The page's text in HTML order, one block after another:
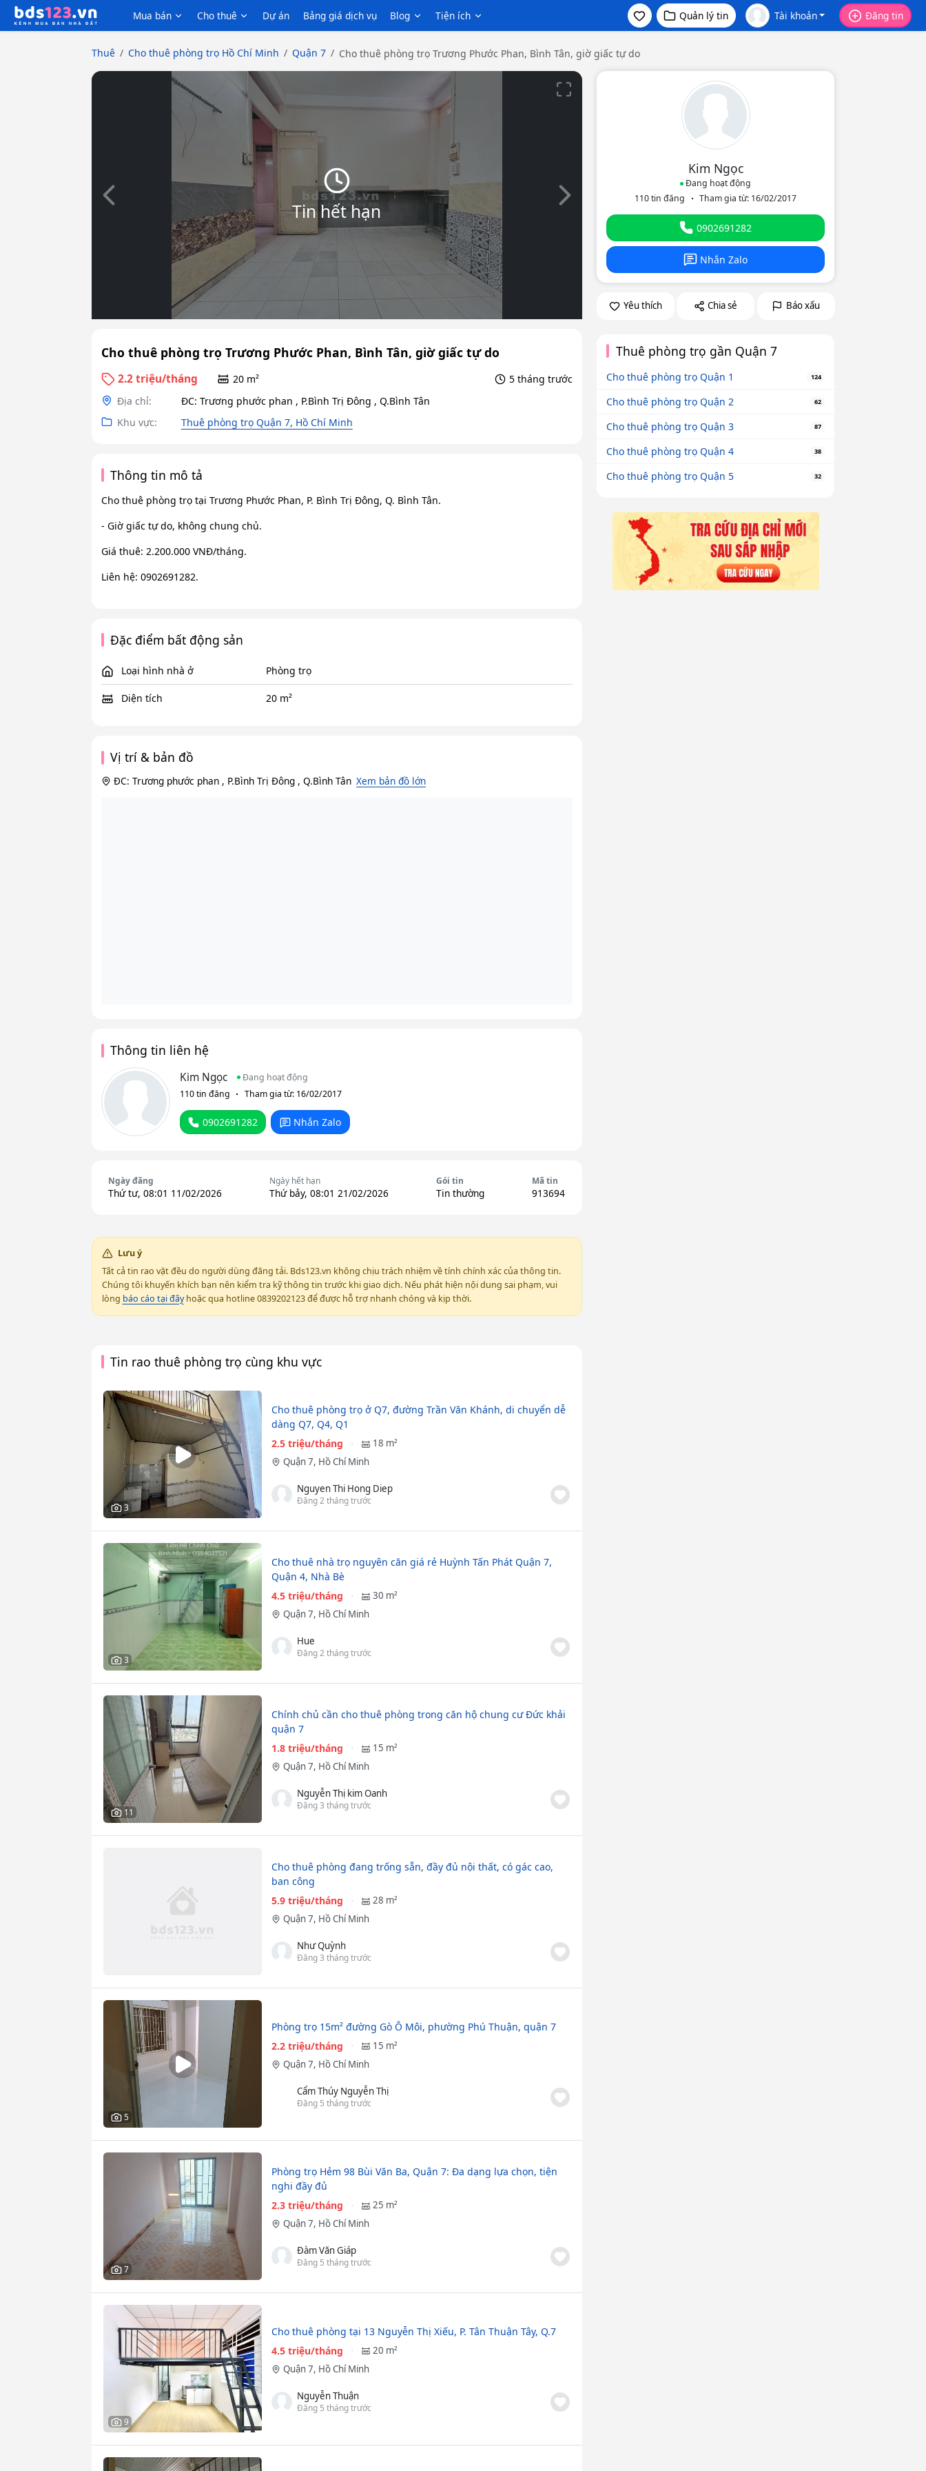
Mua bán Cho thuê Dự án Bảng giá dịch vụ Blog Tiện ích Quản lý tin Tài khoản Đăng tin
Thuê Cho thuê phòng trọ Hồ Chí Minh Quận 7 Cho thuê phòng trọ Trương Phước Phan, Bình Tân, giờ giấc tự do
Tin hết hạn
Slide trước Slide tiếp theo
Cho thuê phòng trọ Trương Phước Phan, Bình Tân, giờ giấc tự do
2.2 triệu/tháng 20 m²
5 tháng trước
Địa chỉ:
ĐC: Trương phước phan , P.Bình Trị Đông , Q.Bình Tân
Khu vực:
Thuê phòng trọ Quận 7, Hồ Chí Minh
Thông tin mô tả
Cho thuê phòng trọ tại Trương Phước Phan, P. Bình Trị Đông, Q. Bình Tân.
- Giờ giấc tự do, không chung chủ.
Giá thuê: 2.200.000 VNĐ/tháng.
Liên hệ: 0902691282.
Đặc điểm bất động sản
Loại hình nhà ở Phòng trọ
Diện tích 20 m²
Vị trí & bản đồ
ĐC: Trương phước phan , P.Bình Trị Đông , Q.Bình Tân Xem bản đồ lớn
Thông tin liên hệ
Kim Ngọc
Đang hoạt động
110 tin đăng
Tham gia từ: 16/02/2017
0902691282 Nhắn Zalo
Ngày đăng
Thứ tư, 08:01 11/02/2026
Ngày hết hạn
Thứ bảy, 08:01 21/02/2026
Gói tin
Tin thường
Mã tin
913694
Lưu ý
Tất cả tin rao vặt đều do người dùng đăng tải. Bds123.vn không chịu trách nhiệm về tính chính xác của thông tin.
Chúng tôi khuyến khích bạn nên kiểm tra kỹ thông tin trước khi giao dịch. Nếu phát hiện nội dung sai phạm, vui
lòng báo cáo tại đâyhoặc qua hotline 0839202123 để được hỗ trợ nhanh chóng và kịp thời.
Tin rao thuê phòng trọ cùng khu vực
3
Cho thuê phòng trọ ở Q7, đường Trần Văn Khánh, di chuyển dễ
dàng Q7, Q4, Q1
2.5 triệu/tháng
18 m²
Quận 7, Hồ Chí Minh
Nguyen Thi Hong Diep
Đăng 2 tháng trước
3
Cho thuê nhà trọ nguyên căn giá rẻ Huỳnh Tấn Phát Quận 7,
Quận 4, Nhà Bè
4.5 triệu/tháng
30 m²
Quận 7, Hồ Chí Minh
Hue
Đăng 2 tháng trước
11
Chính chủ cần cho thuê phòng trong căn hộ chung cư Đức khải
quận 7
1.8 triệu/tháng
15 m²
Quận 7, Hồ Chí Minh
Nguyễn Thị kim Oanh
Đăng 3 tháng trước
Cho thuê phòng đang trống sẵn, đầy đủ nội thất, có gác cao,
ban công
5.9 triệu/tháng
28 m²
Quận 7, Hồ Chí Minh
Như Quỳnh
Đăng 3 tháng trước
5
Phòng trọ 15m² đường Gò Ô Môi, phường Phú Thuận, quận 7
2.2 triệu/tháng
15 m²
Quận 7, Hồ Chí Minh
Cẩm Thúy Nguyễn Thị
Đăng 5 tháng trước
7
Phòng trọ Hẻm 98 Bùi Văn Ba, Quận 7: Đa dạng lựa chọn, tiện
nghi đầy đủ
2.3 triệu/tháng
25 m²
Quận 7, Hồ Chí Minh
Đàm Văn Giáp
Đăng 5 tháng trước
9
Cho thuê phòng tại 13 Nguyễn Thị Xiếu, P. Tân Thuận Tây, Q.7
4.5 triệu/tháng
20 m²
Quận 7, Hồ Chí Minh
Nguyễn Thuận
Đăng 5 tháng trước
Kim Ngọc
Đang hoạt động
110 tin đăng
Tham gia từ: 16/02/2017
0902691282
Nhắn Zalo
Yêu thích Chia sẻ Báo xấu
Thuê phòng trọ gần Quận 7
Cho thuê phòng trọ Quận 1 124
Cho thuê phòng trọ Quận 2 62
Cho thuê phòng trọ Quận 3 87
Cho thuê phòng trọ Quận 4 38
Cho thuê phòng trọ Quận 5 32